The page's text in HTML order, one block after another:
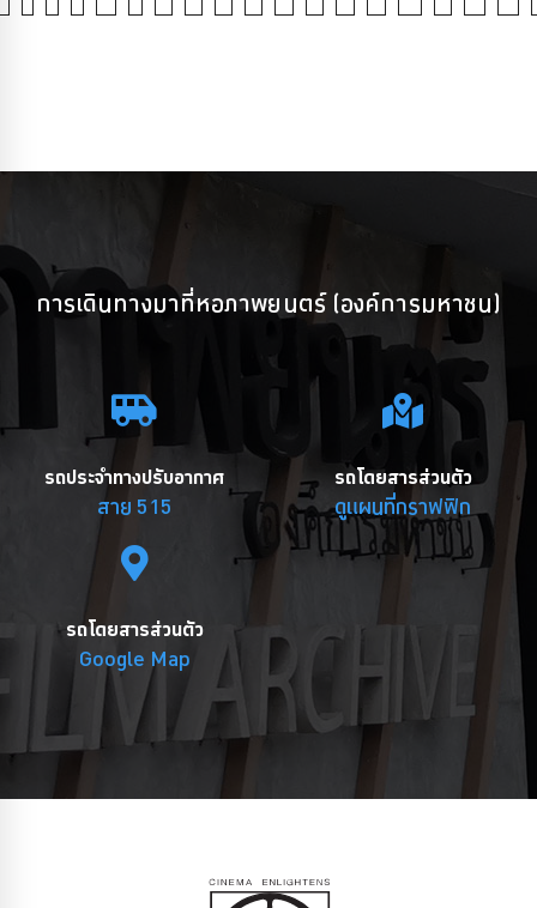
การเดินทางมาที่หอภาพยนตร์ (องค์การมหาชน)
รถประจำทางปรับอากาศ
สาย 515
รถโดยสารส่วนตัว
ดูแผนที่กราฟฟิก
รถโดยสารส่วนตัว
Google Map